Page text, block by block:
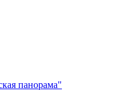
панорама"